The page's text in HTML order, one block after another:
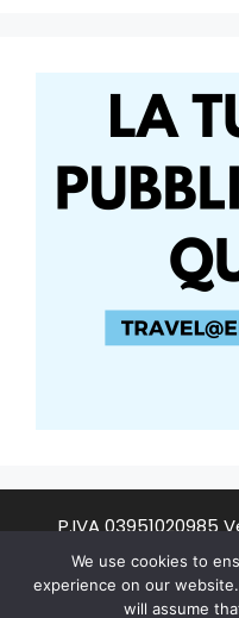
P.IVA 03951020985
We use cookies to
experience on our
will assume